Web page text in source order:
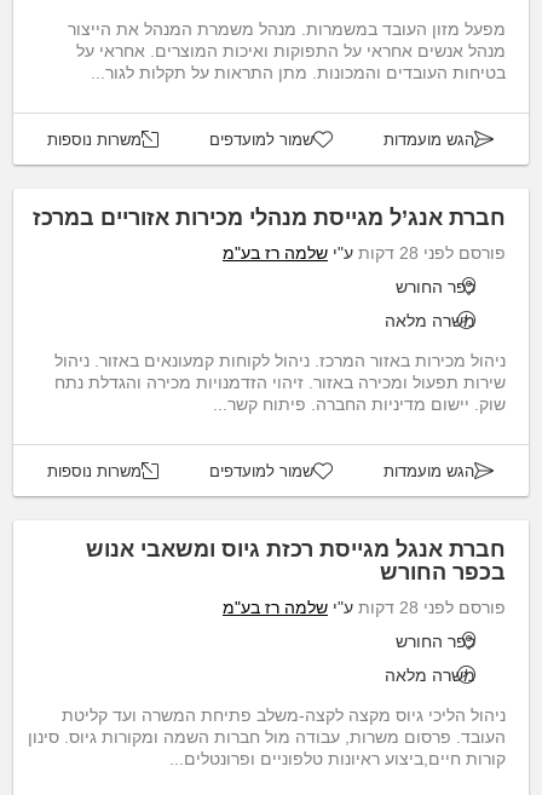
מפעל מזון העובד במשמרות. מנהל משמרת המנהל את הייצור
מנהל אנשים אחראי על התפוקות ואיכות המוצרים. אחראי על
בטיחות העובדים והמכונות. מתן התראות על תקלות לגור...
הגש מועמדות שמור למועדפים משרות נוספות
חברת אנג’ל מגייסת מנהלי מכירות אזוריים במרכז
פורסם לפני 28 דקות ע"י שלמה רז בע"מ
כפר החורש
משרה מלאה
ניהול מכירות באזור המרכז. ניהול לקוחות קמעונאים באזור. ניהול
שירות תפעול ומכירה באזור. זיהוי הזדמנויות מכירה והגדלת נתח
שוק. יישום מדיניות החברה. פיתוח קשר...
הגש מועמדות שמור למועדפים משרות נוספות
חברת אנגל מגייסת רכזת גיוס ומשאבי אנוש
בכפר החורש
פורסם לפני 28 דקות ע"י שלמה רז בע"מ
כפר החורש
משרה מלאה
ניהול הליכי גיוס מקצה לקצה-משלב פתיחת המשרה ועד קליטת
העובד. פרסום משרות, עבודה מול חברות השמה ומקורות גיוס. סינון
קורות חיים,ביצוע ראיונות טלפוניים ופרונטלים...